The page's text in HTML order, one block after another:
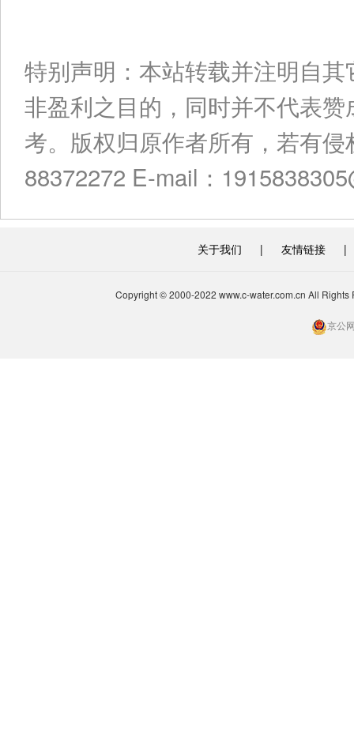
特别声明：本站转载并注明自
非盈利之目的，同时并不代表
考。版权归原作者所有，若有
88372272 E-mail：
关于我们 | 友情链接 |
Copyright © 2000-2022 www.c-water.com.cn All
京公